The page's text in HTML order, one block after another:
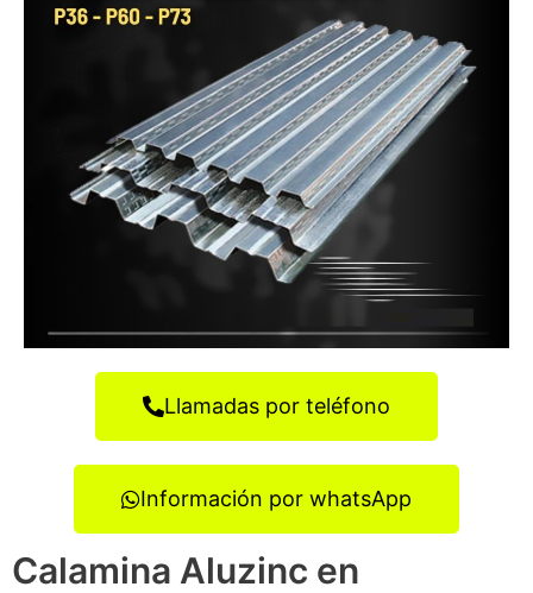
Llamadas por teléfono
Información por whatsApp
Calamina Aluzinc en